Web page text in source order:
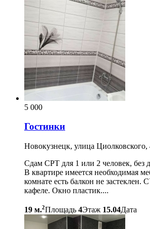
5 000
Гостинки
Новокузнецк, улица Циолковского,
Сдам СРТ для 1 или 2 человек,
В квартире имеется необходимая
комнате есть балкон не застеклен.
кафеле. Окно пластик....
19 м.2Площадь 4Этаж 15.04Дата